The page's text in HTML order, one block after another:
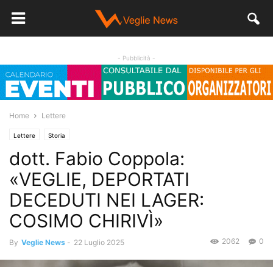
- Pubblicità -
Home Lettere
Lettere Storia
dott. Fabio Coppola:
«VEGLIE, DEPORTATI
DECEDUTI NEI LAGER:
COSIMO CHIRIVÌ»
By Veglie News - 22 Luglio 2025 0
2062